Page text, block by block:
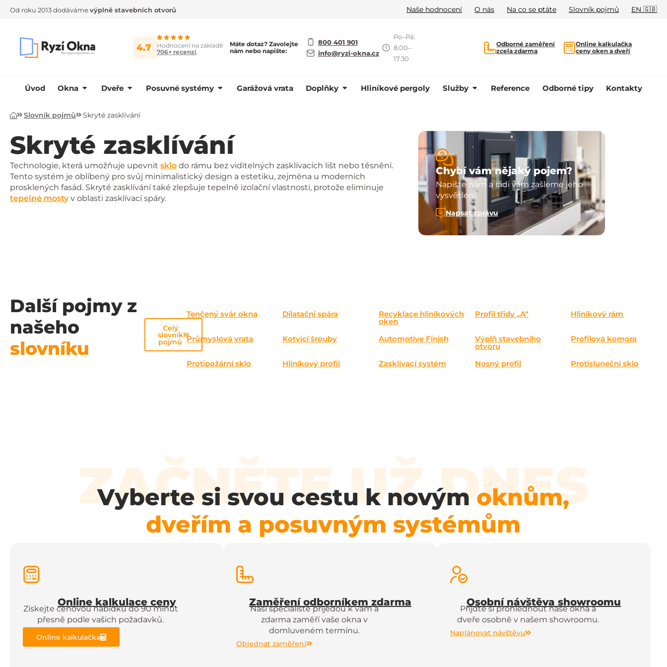
Od roku 2013 dodávámevýplně stavebních otvorů Naše hodnocení O nás Na co se ptáte Slovník pojmů EN 🇬🇧
4.7
Hodnocení na základě
706+ recenzí.
Máte dotaz? Zavolejte
nám nebo napište:
800 401 901
info@ryzi-okna.cz
Po–Pá:
8.00–
17.30
Odborné zaměření
zcela zdarma
Online kalkulačka
ceny oken a dveří
Úvod Okna Dveře Posuvné systémy Garážová vrata Doplňky Hliníkové pergoly Služby Reference Odborné tipy Kontakty
Úvod
Slovník pojmů Skryté zasklívání
Skryté zasklívání
Technologie, která umožňuje upevnit sklo do rámu bez viditelných zasklívacích lišt nebo těsnění.
Tento systém je oblíbený pro svůj minimalistický design a estetiku, zejména u moderních
prosklených fasád. Skryté zasklívání také zlepšuje tepelně izolační vlastnosti, protože eliminuje
tepelné mostyv oblasti zasklívací spáry.
Chybí vám nějaký pojem?
Napište nám a rádi vám zašleme jeho
vysvětlení.
Napsat zprávu
Další pojmy z
našeho
slovníku
Celý
slovník
pojmů
Tenčený svár okna Dilatační spára Recyklace hliníkových
oken
Profil třidy „A“ Hliníkový rám
Průmyslová vrata Kotvicí šrouby Automotive Finish Výplň stavebního
otvoru
Profilová komora
Protipožární sklo Hliníkový profil Zasklívací systém Nosný profil Protisluneční sklo
ZAČNĚTE UŽ DNES
Vyberte si svou cestu k novýmoknům,
dveřím a posuvným systémům
Online kalkulace ceny
Získejte cenovou nabídku do 90 minut
přesně podle vašich požadavků.
Online kalkulačka
Zaměření odborníkem zdarma
Naši specialisté přijedou k vám a
zdarma zaměří vaše okna v
domluveném termínu.
Objednat zaměření
Osobní návštěva showroomu
Přijďte si prohlédnout naše okna a
dveře osobně v našem showroomu.
Naplánovat návštěvu